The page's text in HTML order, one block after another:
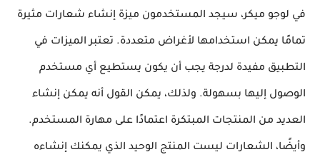
في لوجو ميكر، سيجد المستخدمون ميزة إنشاء شعارات مثيرة
تمامًا يمكن استخدامها لأغراض متعددة. تعتبر الميزات في
التطبيق مفيدة لدرجة يجب أن يكون يستطيع أي مستخدم
الوصول إليها بسهولة. ولذلك، يمكن القول أنه يمكن إنشاء
العديد من المنتجات المبتكرة اعتمادًا على مهارة المستخدم.
وأيضًا، الشعارات ليست المنتج الوحيد الذي يمكنك إنشاءه